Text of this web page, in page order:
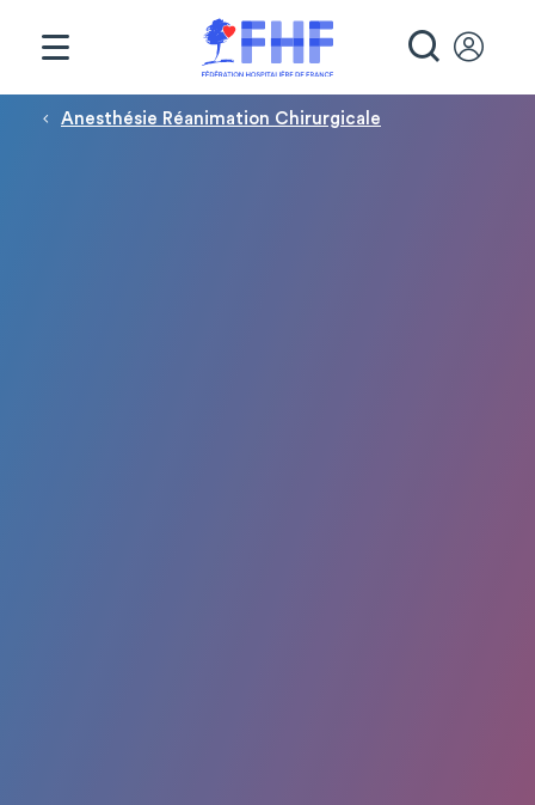
Fil d'Ariane
Anesthésie Réanimation Chirurgicale
Panneau de gestion des cookies